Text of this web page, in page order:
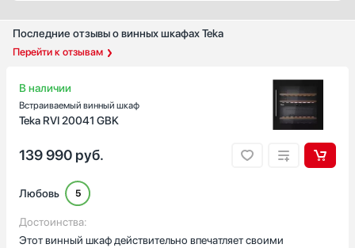
Неоновая подсветка
Премиальное светодиодное освещение Бриллиант (BrilliantLight)
Есть
Дверной упор
Слева
Бок о Бок (Side-by-Side)
Страна производства
Последние отзывы о винных шкафах Teka
Перейти к отзывам
В наличии
Встраиваемый винный шкаф
Teka RVI 20041 GBK
139 990 руб.
Любовь 5
Достоинства:
Этот винный шкаф действительно впечатляет своими